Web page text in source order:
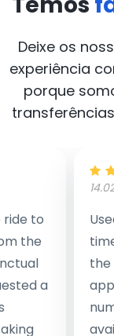
Deixe os
experiência
porque
to
the
a
the